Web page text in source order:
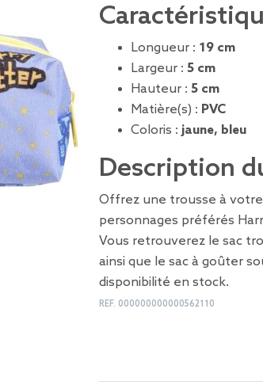
Longueur : 19 cm
Largeur : 5 cm
Hauteur : 5 cm
Matière(s) : PVC
Coloris : jaune, bleu
Description
Offrez une trousse à
personnages préférés
Vous retrouverez le sac
ainsi que le sac à goûter
disponibilité en stock.
REF. 000000000000562110